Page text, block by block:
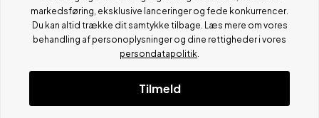
markedsføring, eksklusive lanceringer og fede konkurrencer.
Du kan altid trække dit samtykke tilbage. Læs mere om vores
behandling af personoplysninger og dine rettigheder i vores
persondatapolitik
Tilmeld